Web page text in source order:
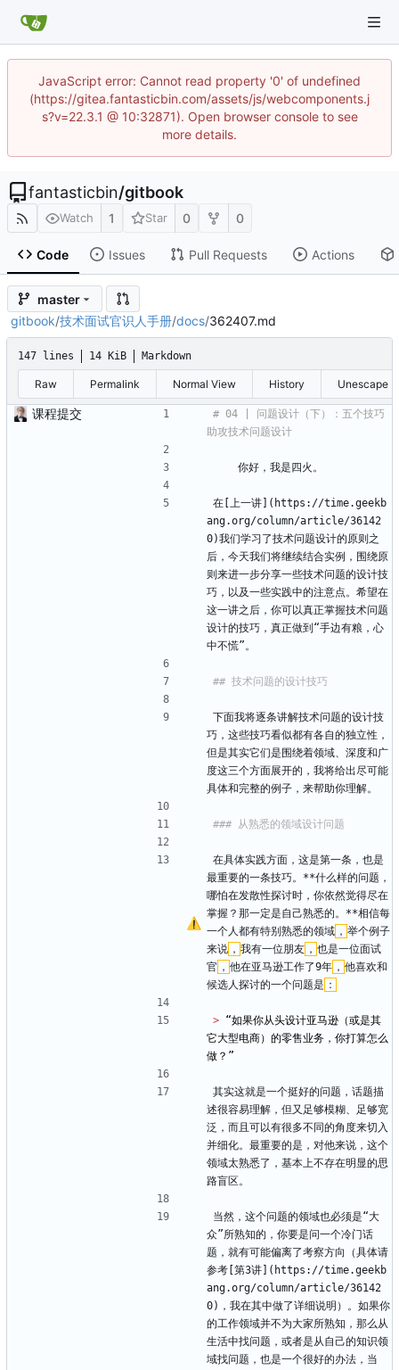
JavaScript error: Cannot read property '0' of undefined
(https://gitea.fantasticbin.com/assets/js/webcomponents.j
s?v=22.3.1 @ 10:32871). Open browser console to see
more details.
fantasticbin/gitbook
Watch 1 Star 0 0
Code Issues Pull Requests Actions
master
gitbook/技术面试官识人手册/docs/362407.md
147 lines 14 KiB Markdown
Raw Permalink Normal View History Unescape
课程提交
# 04 | 问题设计（下）：五个技巧
    你好，我是四火。
在[上一讲](https://time.geekb
ang.org/column/article/36142
0)我们学习了技术问题设计的原则之
后，今天我们将继续结合实例，围绕原
则来进一步分享一些技术问题的设计技
巧，以及一些实践中的注意点。希望在
这一讲之后，你可以真正掌握技术问题
设计的技巧，真正做到“手边有粮，心
中不慌”。
下面我将逐条讲解技术问题的设计技
巧，这些技巧看似都有各自的独立性，
但是其实它们是围绕着领域、深度和广
度这三个方面展开的，我将给出尽可能
具体和完整的例子，来帮助你理解。
在具体实践方面，这是第一条，也是
最重要的一条技巧。**什么样的问题，
哪怕在发散性探讨时，你依然觉得尽在
掌握？那一定是自己熟悉的。**相信每
一个人都有特别熟悉的领域 ， 举个例子
来说 ， 我有一位朋友 ， 也是一位面试
官 ， 他在亚马逊工作了9年 ， 他喜欢和
候选人探讨的一个问题是 ：
> “如果你从头设计亚马逊（或是其
它大型电商）的零售业务，你打算怎么
其实这就是一个挺好的问题，话题描
述很容易理解，但又足够模糊、足够宽
泛，而且可以有很多不同的角度来切入
并细化。最重要的是，对他来说，这个
领域太熟悉了，基本上不存在明显的思
路盲区。
当然，这个问题的领域也必须是“大
众”所熟知的，你要是问一个冷门话
题，就有可能偏离了考察方向（具体请
参考[第3讲](https://time.geekb
ang.org/column/article/36142
0)，我在其中做了详细说明）。如果你
的工作领域并不为大家所熟知，那么从
生活中找问题，或者是从自己的知识领
域找问题，也是一个很好的办法，当